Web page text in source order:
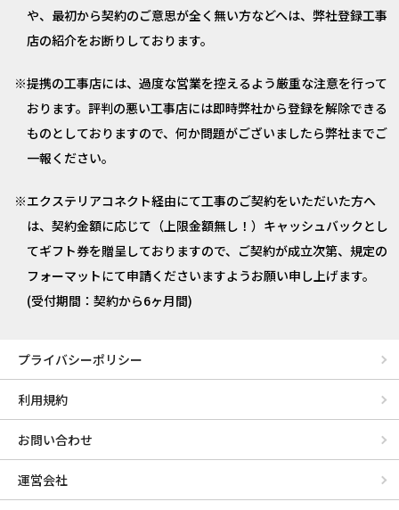
や、最初から契約のご意思が全く無い方などへは、弊社登録工事
店の紹介をお断りしております。
提携の工事店には、過度な営業を控えるよう厳重な注意を行って
おります。評判の悪い工事店には即時弊社から登録を解除できる
ものとしておりますので、何か問題がございましたら弊社までご
一報ください。
エクステリアコネクト経由にて工事のご契約をいただいた方へ
は、契約金額に応じて（上限金額無し！）キャッシュバックとし
てギフト券を贈呈しておりますので、ご契約が成立次第、規定の
フォーマットにて申請くださいますようお願い申し上げます。
(受付期間：契約から6ヶ月間)
プライバシーポリシー
利用規約
お問い合わせ
運営会社